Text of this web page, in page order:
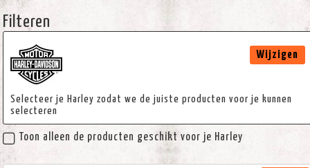
Filteren
Selecteer je Harley zodat we de juiste producten voor je kunnen
selecteren
Wijzigen
Toon alleen de producten geschikt voor je Harley